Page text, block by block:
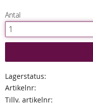
Antal
Lagerstatus
Artikelnr
Tillv. artikelnr